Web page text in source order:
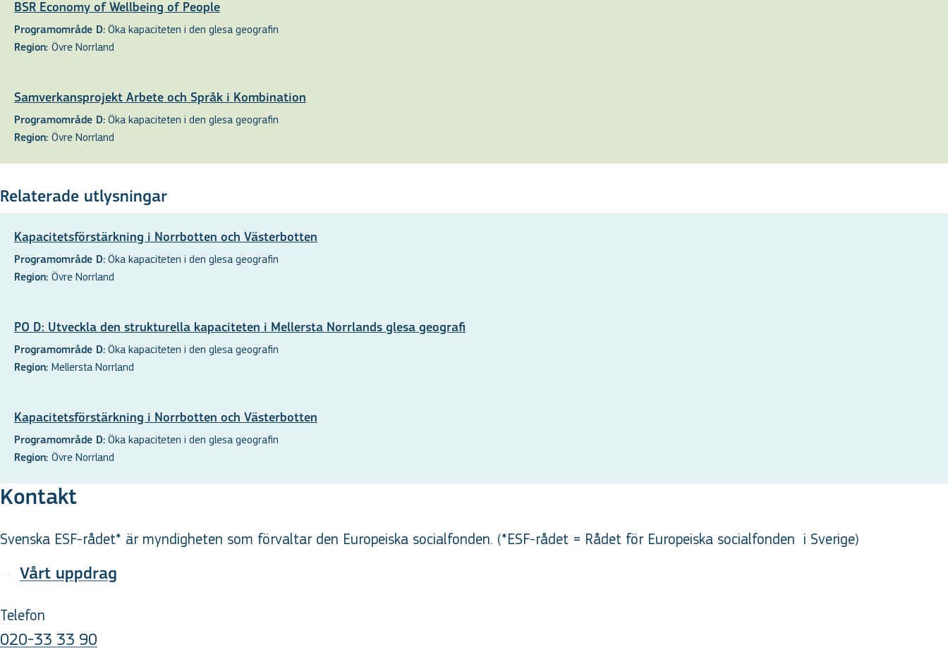
BSR Economy of Wellbeing of People
Programområde D: Öka kapaciteten i den glesa geografin
Region: Övre Norrland
Samverkansprojekt Arbete och Språk i Kombination
Programområde D: Öka kapaciteten i den glesa geografin
Region: Övre Norrland
Relaterade utlysningar
Kapacitetsförstärkning i Norrbotten och Västerbotten
Programområde D: Öka kapaciteten i den glesa geografin
Region: Övre Norrland
PO D: Utveckla den strukturella kapaciteten i Mellersta Norrlands glesa geografi
Programområde D: Öka kapaciteten i den glesa geografin
Region: Mellersta Norrland
Kapacitetsförstärkning i Norrbotten och Västerbotten
Programområde D: Öka kapaciteten i den glesa geografin
Region: Övre Norrland
Kontakt
Svenska ESF-rådet* är myndigheten som förvaltar den Europeiska socialfonden. (*ESF-rådet = Rådet för Europeiska socialfonden i Sverige)
Vårt uppdrag
Telefon
020-33 33 90